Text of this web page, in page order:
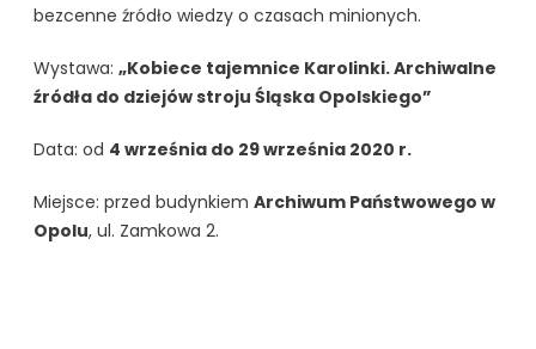
bezcenne źródło wiedzy o czasach minionych.
Wystawa:„Kobiece tajemnice Karolinki. Archiwalne
źródła do dziejów stroju Śląska Opolskiego”
Data: od 4 września do 29 września 2020 r.
Miejsce: przed budynkiemArchiwum Państwowego w
Opolu, ul. Zamkowa 2.